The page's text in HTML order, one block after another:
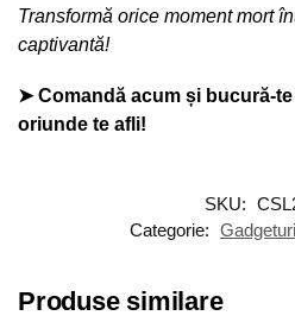
Transformă orice moment mort
captivantă!
➤ Comandă acum și bucură-
oriunde te afli!
SKU:
Categorie:
Produse similare